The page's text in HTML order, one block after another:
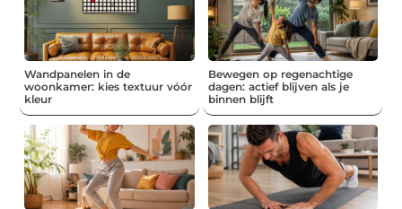
Wandpanelen in de
woonkamer: kies textuur vóór
kleur
Bewegen op regenachtige
dagen: actief blijven als je
binnen blijft